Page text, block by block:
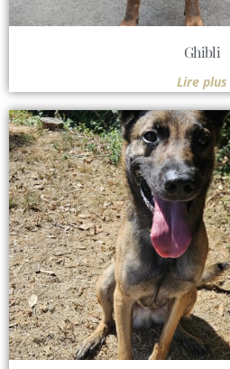
Ghibli
Lire plus